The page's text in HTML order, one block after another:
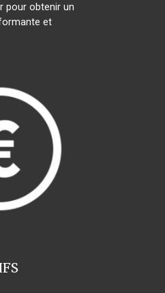
pour obtenir un
et